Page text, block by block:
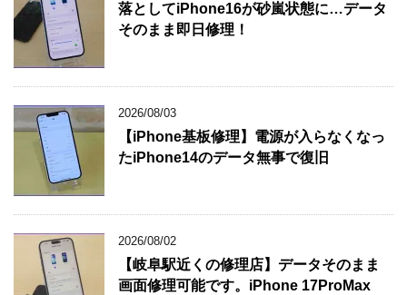
落としてiPhone16が砂嵐状態に…データ
そのまま即日修理！
2026/08/03
【iPhone基板修理】電源が入らなくなっ
たiPhone14のデータ無事で復旧
2026/08/02
【岐阜駅近くの修理店】データそのまま
画面修理可能です。iPhone 17ProMax